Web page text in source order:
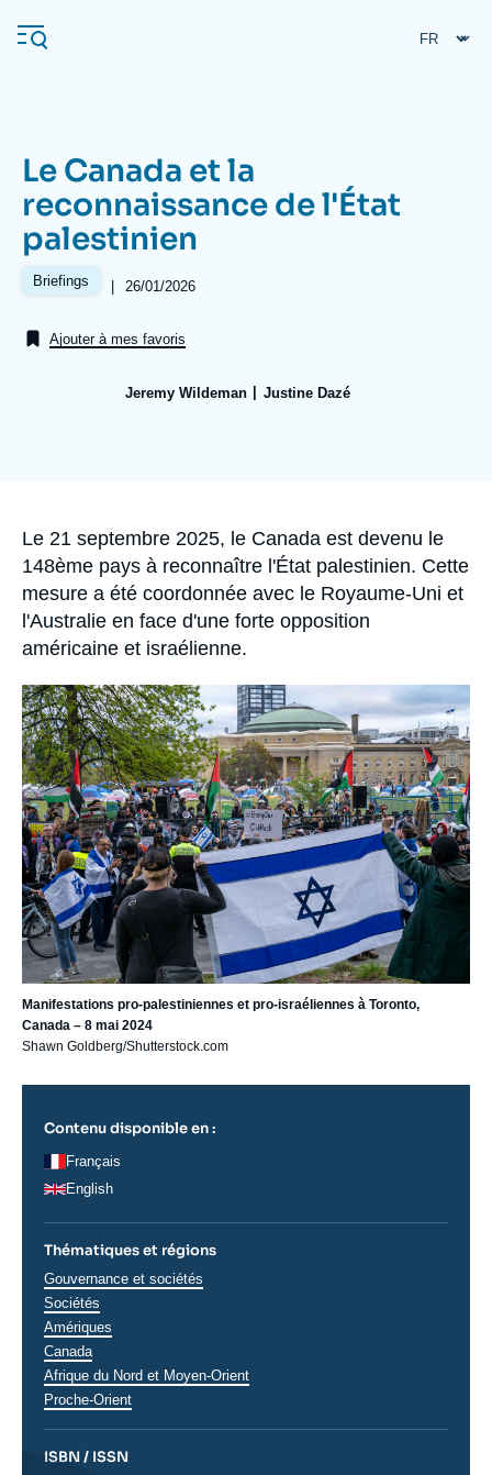
au
contenu
Navigation
principale
L'Ifri
Événements
Nous soutenir
À propos de l'Ifri
L'Ifri en bref Proche-Orient
Le Canada et la
reconnaissance de l'État
palestinien
Briefings |
Date
publication
26/01/2026
Ajouter à mes favoris
Jeremy Wildeman Justine Dazé
Accroche
Le 21 septembre 2025, le Canada est devenu le
148ème pays à reconnaître l'État palestinien. Cette
mesure a été coordonnée avec le Royaume-Uni et
l'Australie en face d'une forte opposition
américaine et israélienne.
Image
principale
Manifestations pro-palestiniennes et pro-israéliennes à Toronto,
Canada – 8 mai 2024
Shawn Goldberg/Shutterstock.com
Contenu disponible en :
Français
English
Thématiques et régions
Thématiques
analyses
Gouvernance et sociétés
Sociétés
Régions
Amériques
Canada
Afrique du Nord et Moyen-Orient
Proche-Orient
ISBN / ISSN